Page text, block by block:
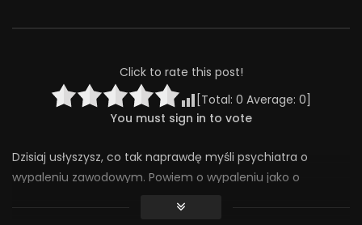
Click to rate this post!
[Total: 0 Average: 0]
You must sign in to vote
Dzisiaj usłyszysz, co tak naprawdę myśli psychiatra o
wypaleniu zawodowym. Powiem o wypaleniu jako o